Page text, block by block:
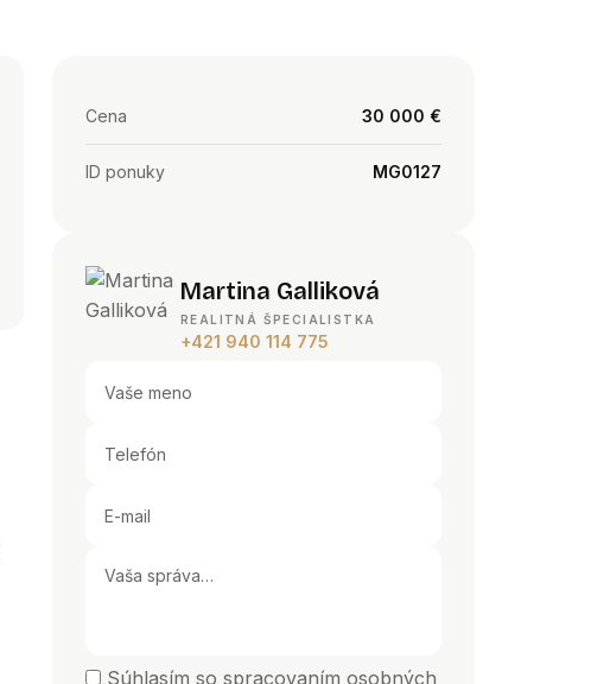
Cena 30 000 €
ID ponuky MG0127
Martina Galliková
REALITNÁ ŠPECIALISTKA
+421 940 114 775
Súhlasím so spracovaním osobných